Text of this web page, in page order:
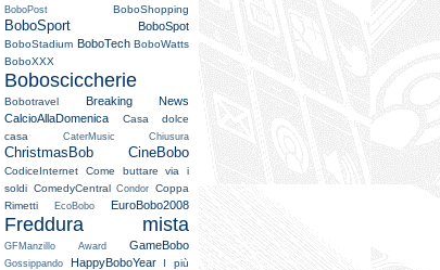
BoboPost BoboShopping
BoboSport BoboSpot
BoboStadium BoboTech BoboWatts
BoboXXX
Bobosciccherie
Bobotravel
Breaking News
CalcioAllaDomenica
Casa dolce
casa
CaterMusic Chiusura
ChristmasBob CineBobo
CodiceInternet
Come buttare via i
soldi ComedyCentral Condor
Coppa
Rimetti
EcoBobo EuroBobo2008
Freddura mista
GFManzillo Award GameBobo
Gossippando HappyBoboYear
I più